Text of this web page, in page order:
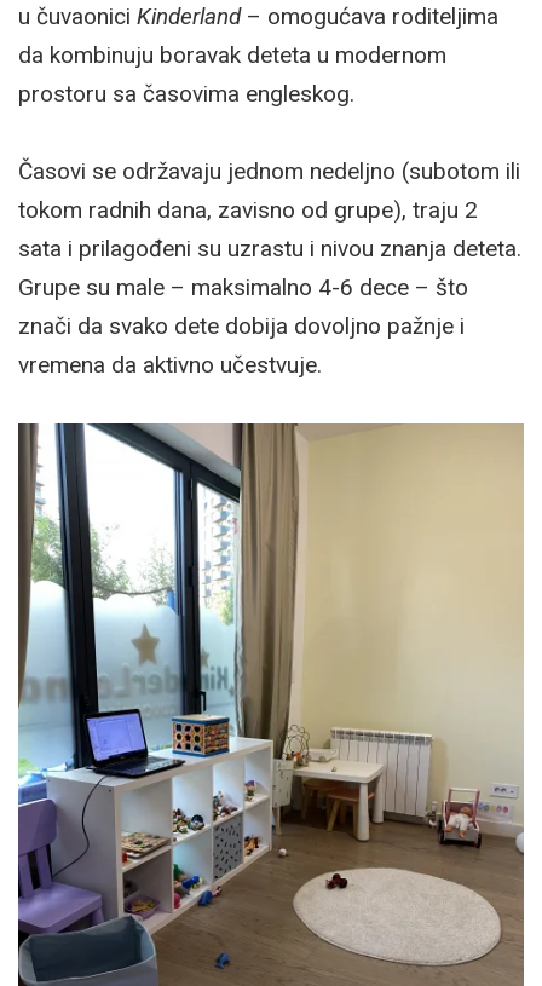
u čuvaonici Kinderland– omogućava roditeljima
da kombinuju boravak deteta u modernom
prostoru sa časovima engleskog.
Časovi se održavaju jednom nedeljno (subotom ili
tokom radnih dana, zavisno od grupe), traju 2
sata i prilagođeni su uzrastu i nivou znanja deteta.
Grupe su male – maksimalno 4-6 dece – što
znači da svako dete dobija dovoljno pažnje i
vremena da aktivno učestvuje.